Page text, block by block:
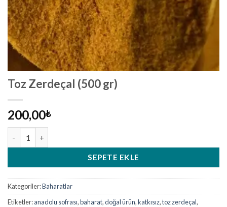
Toz Zerdeçal (500 gr)
200,00₺
SEPETE EKLE
Kategoriler:Baharatlar
Etiketler:anadolu sofrası,baharat,doğal ürün,katkısız,toz zerdeçal,